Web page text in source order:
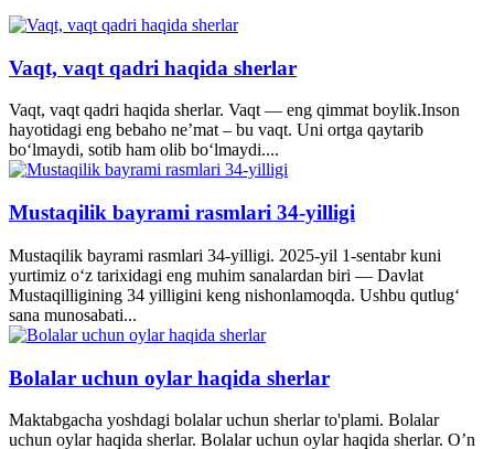
Vaqt, vaqt qadri haqida sherlar
Vaqt, vaqt qadri haqida sherlar. Vaqt — eng qimmat boylik.Inson
hayotidagi eng bebaho ne’mat – bu vaqt. Uni ortga qaytarib
bo‘lmaydi, sotib ham olib bo‘lmaydi....
Mustaqilik bayrami rasmlari 34-yilligi
Mustaqilik bayrami rasmlari 34-yilligi. 2025-yil 1-sentabr kuni
yurtimiz o‘z tarixidagi eng muhim sanalardan biri — Davlat
Mustaqilligining 34 yilligini keng nishonlamoqda. Ushbu qutlug‘
sana munosabati...
Bolalar uchun oylar haqida sherlar
Maktabgacha yoshdagi bolalar uchun sherlar to'plami. Bolalar
uchun oylar haqida sherlar. Bolalar uchun oylar haqida sherlar. O’n